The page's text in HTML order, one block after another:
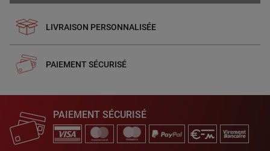
LIVRAISON PERSONNALISÉE
PAIEMENT SÉCURISÉ
PAIEMENT SÉCURISÉ